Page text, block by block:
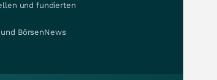
und fundierten
BörsenNews